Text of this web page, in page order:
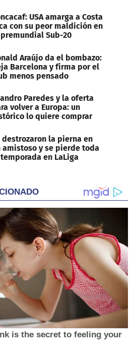
USA amarga a Costa
con su peor maldición en
Sub-20
Araújo da el bombazo:
Barcelona y firma por el
menos pensado
Paredes y la oferta
volver a Europa: un
lo quiere comprar
destrozaron la pierna en
amistoso y se pierde toda
en LaLiga